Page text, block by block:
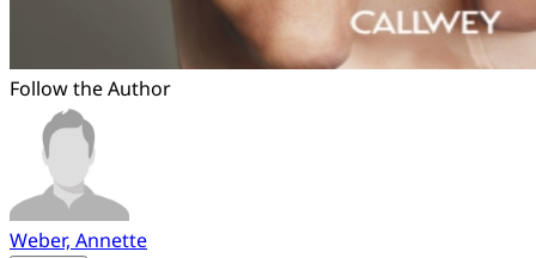
Follow the Author
Weber, Annette